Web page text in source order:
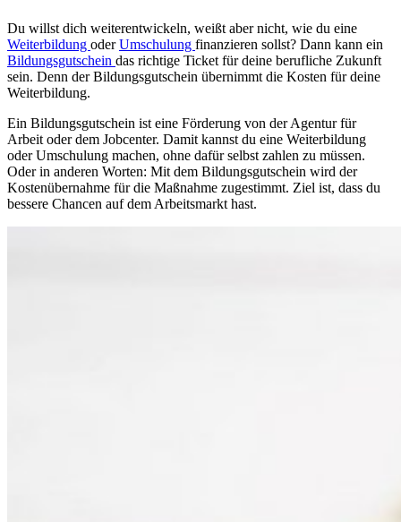
Du willst dich weiterentwickeln, weißt aber nicht, wie du eine
Weiterbildung oderUmschulung finanzieren sollst? Dann kann ein
Bildungsgutschein das richtige Ticket für deine berufliche Zukunft
sein. Denn der Bildungsgutschein übernimmt die Kosten für deine
Weiterbildung.
Ein Bildungsgutschein ist eine Förderung von der Agentur für
Arbeit oder dem Jobcenter. Damit kannst du eine Weiterbildung
oder Umschulung machen, ohne dafür selbst zahlen zu müssen.
Oder in anderen Worten: Mit dem Bildungsgutschein wird der
Kostenübernahme für die Maßnahme zugestimmt. Ziel ist, dass du
bessere Chancen auf dem Arbeitsmarkt hast.